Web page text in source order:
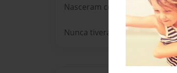
Nasceram cegas
Nunca tiveram o privilégio de